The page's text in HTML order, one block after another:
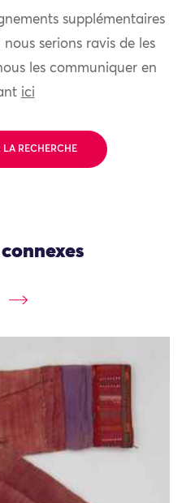
supplémentaires
serions ravis de les
les communiquer en
ici
LA RECHERCHE